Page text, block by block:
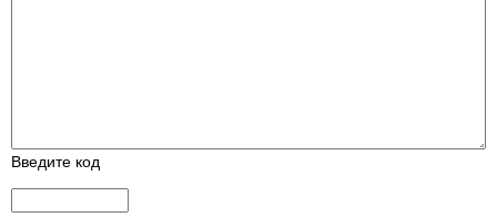
Введите код